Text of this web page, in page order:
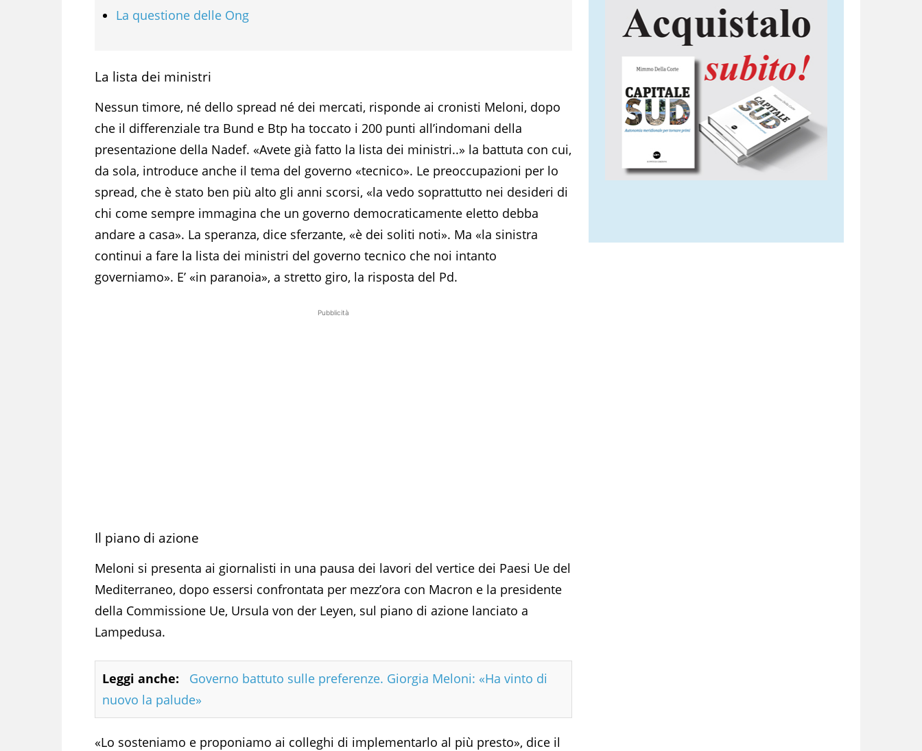
La questione delle Ong
La lista dei ministri
Nessun timore, né dello spread né dei mercati, risponde ai cronisti Meloni, dopo
che il differenziale tra Bund e Btp ha toccato i 200 punti all’indomani della
presentazione della Nadef. «Avete già fatto la lista dei ministri..» la battuta con cui,
da sola, introduce anche il tema del governo «tecnico». Le preoccupazioni per lo
spread, che è stato ben più alto gli anni scorsi, «la vedo soprattutto nei desideri di
chi come sempre immagina che un governo democraticamente eletto debba
andare a casa». La speranza, dice sferzante, «è dei soliti noti». Ma «la sinistra
continui a fare la lista dei ministri del governo tecnico che noi intanto
governiamo». E’ «in paranoia», a stretto giro, la risposta del Pd.
Pubblicità
Il piano di azione
Meloni si presenta ai giornalisti in una pausa dei lavori del vertice dei Paesi Ue del
Mediterraneo, dopo essersi confrontata per mezz’ora con Macron e la presidente
della Commissione Ue, Ursula von der Leyen, sul piano di azione lanciato a
Lampedusa.
Leggi anche:
Governo battuto sulle preferenze. Giorgia Meloni: «Ha vinto di
nuovo la palude»
«Lo sosteniamo e proponiamo ai colleghi di implementarlo al più presto», dice il